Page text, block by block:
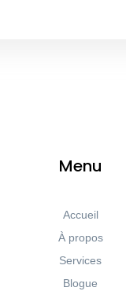
Menu
Accueil
À propos
Services
Blogue